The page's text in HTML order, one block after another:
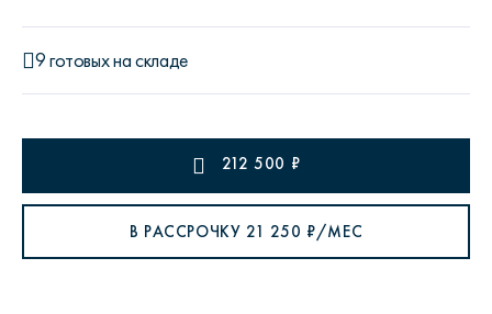
9 готовых на складе
212 500 ₽
В РАССРОЧКУ 21 250 ₽/МЕС